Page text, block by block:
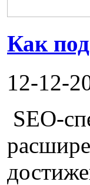
Как
12-12-
SEO-